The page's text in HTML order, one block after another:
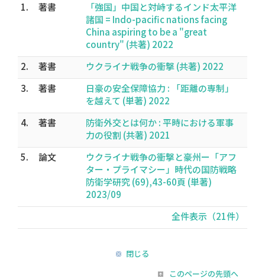
1.
著書
「強国」中国と対峙するインド太平洋
諸国 = Indo-pacific nations facing
China aspiring to be a "great
country" (共著) 2022
2.
著書
ウクライナ戦争の衝撃 (共著) 2022
3.
著書
日豪の安全保障協力 : 「距離の専制」
を越えて (単著) 2022
4.
著書
防衛外交とは何か : 平時における軍事
力の役割 (共著) 2021
5.
論文
ウクライナ戦争の衝撃と豪州ー「アフ
ター・プライマシー」時代の国防戦略
防衛学研究 (69),43-60頁 (単著)
2023/09
全件表示（21件）
閉じる
このページの先頭へ